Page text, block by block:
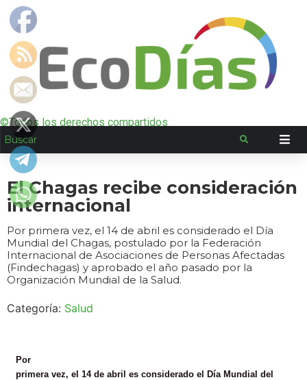
©Todos los derechos compartidos
El Chagas recibe consideración
internacional
Por primera vez, el 14 de abril es considerado el Día
Mundial del Chagas, postulado por la Federación
Internacional de Asociaciones de Personas Afectadas
(Findechagas) y aprobado el año pasado por la
Organización Mundial de la Salud.
Categoría: Salud
Por
primera vez, el 14 de abril es considerado el Día Mundial del